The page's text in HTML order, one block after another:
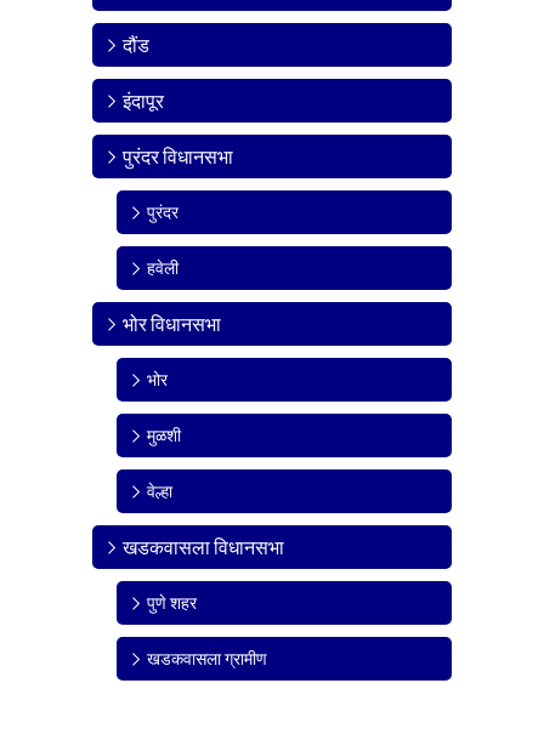
दौंड
इंदापूर
पुरंदर विधानसभा
पुरंदर
हवेली
भोर विधानसभा
भोर
मुळशी
वेल्हा
खडकवासला विधानसभा
पुणे शहर
खडकवासला ग्रामीण